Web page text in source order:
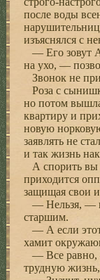
после воды
изъяснялся с
— Его зовут
на ухо, —
Звонок не
Роза с
но потом вышла
квартиру и
новую
заявлять не
и так жизнь
А спорить вы
приходится
защищая свои
— Нельзя, —
старшим.
— А если этот
хамит
— Все равно,
трудную